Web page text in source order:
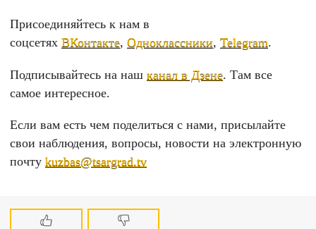
Присоединяйтесь к нам в
соцсетяхВКонтакте,Одноклассники,Telegram.
Подписывайтесь на нашканал в Дзене. Там все
самое интересное.
Если вам есть чем поделиться с нами, присылайте
свои наблюдения, вопросы, новости на электронную
почтуkuzbas@tsargrad.tv